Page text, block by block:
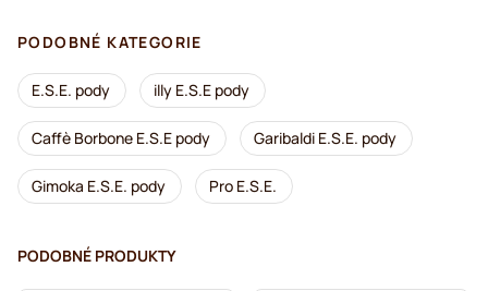
PODOBNÉ KATEGORIE
E.S.E. pody illy E.S.E pody
Caffè Borbone E.S.E pody Garibaldi E.S.E. pody
Gimoka E.S.E. pody Pro E.S.E.
PODOBNÉ PRODUKTY